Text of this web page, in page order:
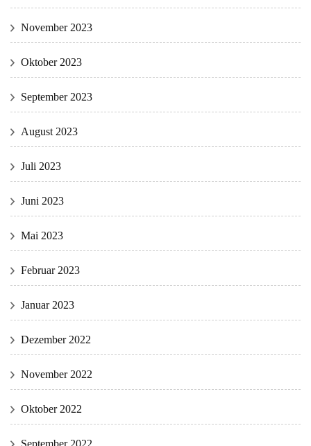
November 2023
Oktober 2023
September 2023
August 2023
Juli 2023
Juni 2023
Mai 2023
Februar 2023
Januar 2023
Dezember 2022
November 2022
Oktober 2022